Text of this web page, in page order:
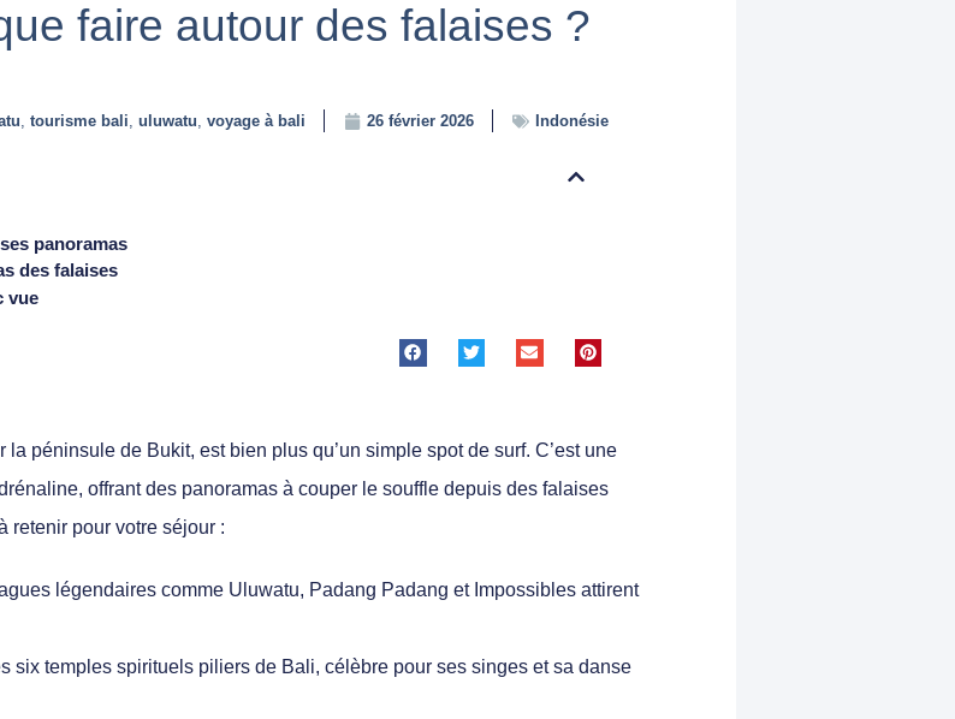
faire autour des falaises ?
, tourisme bali, uluwatu, voyage à bali 26 février 2026 Indonésie
panoramas
des falaises
vue
péninsule de Bukit, est bien plus qu’un simple spot de surf. C’est une
offrant des panoramas à couper le souffle depuis des falaises
retenir pour votre séjour :
légendaires comme Uluwatu, Padang Padang et Impossibles attirent
six temples spirituels piliers de Bali, célèbre pour ses singes et sa danse